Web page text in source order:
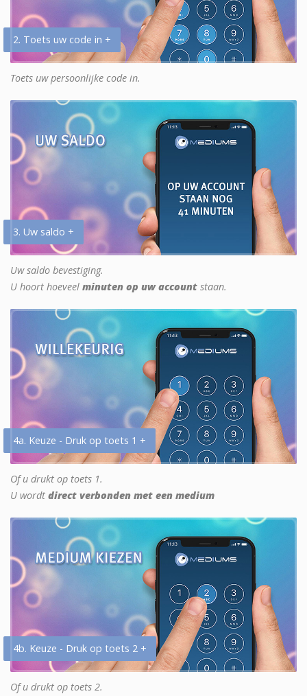
2. Toets uw code in +
Toets uw persoonlijke code in.
3. Uw saldo +
Uw saldo bevestiging.
U hoort hoeveel minuten op uw account staan.
4a. Keuze - Druk op toets 1 +
Of u drukt op toets 1.
U wordt direct verbonden met een medium
4b. Keuze - Druk op toets 2 +
Of u drukt op toets 2.